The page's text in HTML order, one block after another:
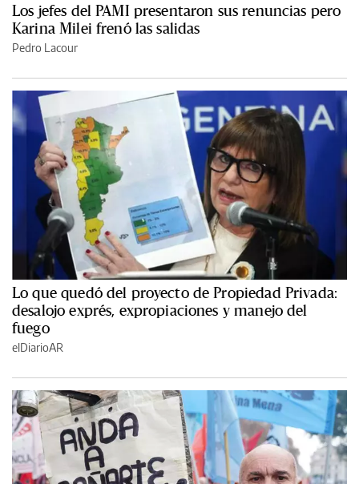
Los jefes del PAMI presentaron sus renuncias pero
Karina Milei frenó las salidas
Pedro Lacour
Lo que quedó del proyecto de Propiedad Privada:
desalojo exprés, expropiaciones y manejo del
fuego
elDiarioAR